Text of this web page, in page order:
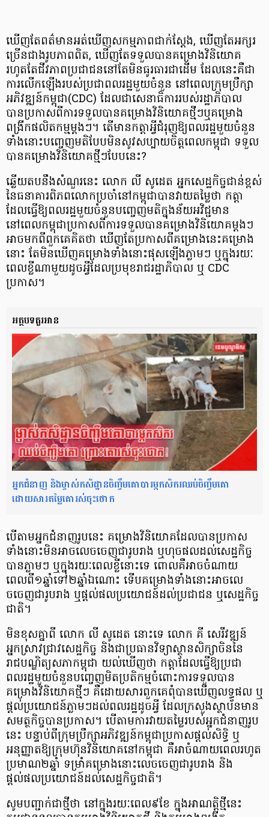
ឃើញតែពត៌មានអត់ឃើញសកម្មភាពជាក់ស្ដែង, ឃើញតែអក្សរ
ច្រើនជាងរូបភាពពិត, ឃើញតែទទួលបានគម្រោងវិនិយោគ
រហូតតែជីវភាពប្រជាជននៅតែមិនធូរធារជាដើម ដែលនេះគឺជា
ការលើកឡើងរបស់ប្រជាពលរដ្ឋមួយចំនួន នៅពេលក្រុមប្រឹក្សា
អភិវឌ្ឍន៍កម្ពុជា(CDC) ដែលជាសេនាធិការរបស់រដ្ឋាភិបាល
បានប្រកាសពីការទទួលបានគម្រោងវិនិយោគថ្មីៗឬគម្រោង
ពង្រីកផលិតកម្មម្តងៗ។ តើមានកត្តាអ្វីជំរុញឱ្យពលរដ្ឋមួយចំនួន
ទាំងនោះបញ្ចេញមតិបែបមិនសូវសប្បាយចិត្តពេលកម្ពុជា ទទួល
បានគម្រោងវិនិយោគថ្មីៗបែបនេះ?
ឆ្លើយតបនឹងសំណួរនេះ លោក លី សូដេត អ្នកសេដ្ឋកិច្ចជាន់ខ្ពស់
នៃធនាគារពិភពលោកប្រចាំនៅកម្ពុជាបានវាយតម្លៃថា កត្តា
ដែលធ្វើឱ្យពលរដ្ឋមួយចំនួនបញ្ចេញមតិក្នុងន័យអវិជ្ជមាន
នៅពេលកម្ពុជាប្រកាសពីការទទួលបានគម្រោងវិនិយោគម្តងៗ
អាចមកពីពួកគេគិតថា ឃើញតែប្រកាសពីគម្រោងនេះគម្រោង
នោះ តែមិនឃើញគម្រោងទាំងនោះផុសឡើងភ្លាមៗ ឬក្នុងរយៈ
ពេលខ្លីណាមួយដូចអ្វីដែលប្រមុខរាជរដ្ឋាភិបាល ឬ CDC
ប្រកាស។
អត្ថបទគួរអាន
អ្នកជំនាញ និងម្ចាស់កសិដ្ឋានចិញ្ចឹមគោបារម្ភកសិករឈប់ចិញ្ចឹមគោ
ដោយសារតម្លៃគោរស់ចុះថោក
បើតាមអ្នកជំនាញរូបនេះ គម្រោងវិនិយោគដែលបានប្រកាស
ទាំងនោះមិនអាចលេចចេញជារូបរាង ឬហុចផលដល់សេដ្ឋកិច្ច
បានភ្លាមៗ ឬក្នុងរយៈពេលខ្លីនោះទេ ពោលគឺអាចចំណាយ
ពេលពី១ឆ្នាំទៅ២ឆ្នាំឯណោះ ទើបគម្រោងទាំងនោះអាចលេ
ចចេញជារូបរាង ឬផ្តល់ផលប្រយោជន៍ដល់ប្រជាជន ឬសេដ្ឋកិច្ច
ជាតិ។
​មិនខុសគ្នាពី លោក លី សូដេត នោះទេ លោក គី សេរីវឌ្ឍន៍
អ្នកស្រាវជ្រាវសេដ្ឋកិច្ច និងជាប្រធានវិទ្យាស្ថានសិក្សាចិននៃ
រាជបណ្ឌិត្យសភាកម្ពុជា យល់ឃើញថា កត្តាដែលធ្វើឱ្យប្រជា
ពលរដ្ឋមួយចំនួនបញ្ចេញមិតប្រតិកម្មចំពោះការទទួលបាន
គម្រោងវិនិយោគថ្មីៗ គឺដោយសារពួកគេពុំបានឃើញលទ្ធផល ឬ
ផ្តល់ប្រយោជន៍ភ្លាមៗដល់ពលរដ្ឋដូចអ្វី ដែលក្រសួងស្ថាប័នមាន
សមត្ថកិច្ចបានប្រកាស។ បើតាមការវាយតម្លៃរបស់អ្នកជំនាញរូប
នេះ បន្ទាប់ពីក្រុមប្រឹក្សាអភិវឌ្ឍន៍កម្ពុជាប្រកាសផ្តល់សិទ្ធិ ឬ
អនុញ្ញាតឱ្យក្រុមហ៊ុនវិនិយោគនៅកម្ពុជា គឺអាចំណាយពេលរហូត
ប្រមាណ២ឆ្នាំ ទម្រាំគម្រោងនោះលេចចេញជារូបរាង និង
ផ្តល់ផលប្រយោជន៍ដល់សេដ្ឋកិច្ចជាតិ។
​សូមបញ្ជាក់ជាថ្មីថា នៅក្នុងរយៈពេល៩ខែ ក្នុងអាណត្តិថ្មីនេះ